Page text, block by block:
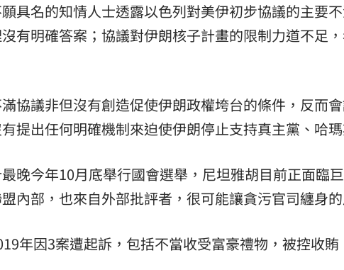
具名的知情人士透露以色列對美伊初步協議的主要
有明確答案；協議對伊朗核子計畫的限制力道不足
協議非但沒有創造促使伊朗政權垮台的條件，反而
提出任何明確機制來迫使伊朗停止支持真主黨、哈
晚今年10月底舉行國會選舉，尼坦雅胡目前正面臨
內部，也來自外部批評者，很可能讓貪污官司纏身
年因3案遭起訴，包括不當收受富豪禮物，被控收賄